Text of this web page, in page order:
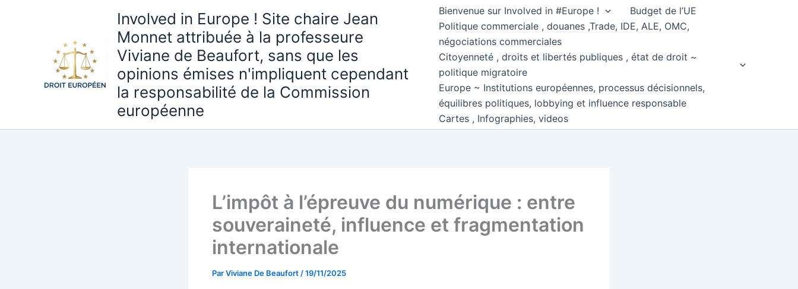
Involved in Europe ! Site chaire Jean
Monnet attribuée à la professeure
Viviane de Beaufort, sans que les
opinions émises n'impliquent cependant
la responsabilité de la Commission
européenne
Bienvenue sur Involved in #Europe !
Budget de l’UE
Politique commerciale , douanes ,Trade, IDE, ALE, OMC,
négociations commerciales
Citoyenneté , droits et libertés publiques , état de droit ~
politique migratoire
Europe ~ Institutions européennes, processus décisionnels,
équilibres politiques, lobbying et influence responsable
Cartes , Infographies, videos
L’impôt à l’épreuve du numérique : entre
souveraineté, influence et fragmentation
internationale
ParViviane De Beaufort /19/11/2025